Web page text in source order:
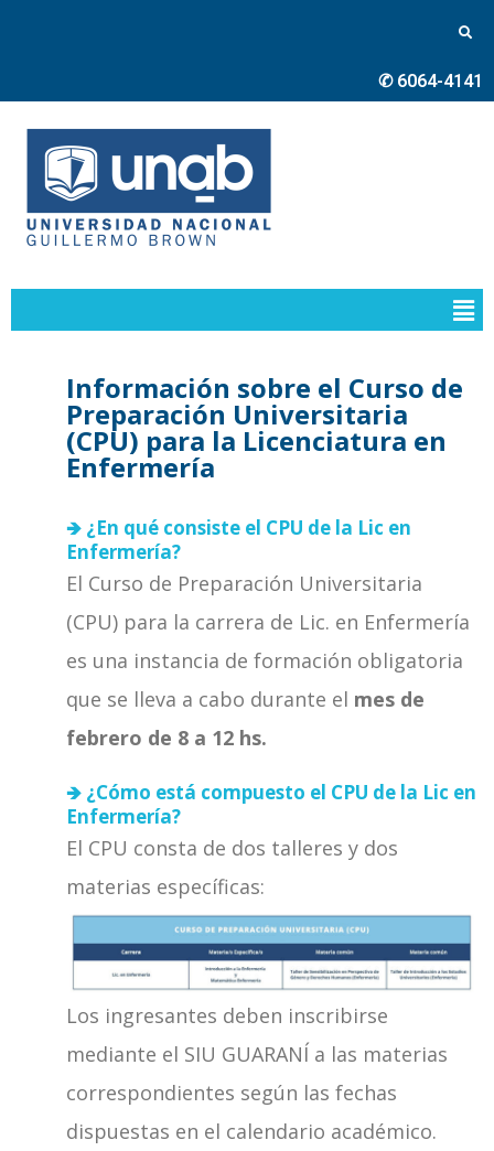
✆ 6064-4141
Información sobre el Curso de
Preparación Universitaria
(CPU) para la Licenciatura en
Enfermería
🡺 ¿En qué consiste el CPU de la Lic en
Enfermería?
El Curso de Preparación Universitaria
(CPU) para la carrera de Lic. en Enfermería
es una instancia de formación obligatoria
que se lleva a cabo durante el mes de
febrero de 8 a 12 hs.
🡺 ¿Cómo está compuesto el CPU de la Lic en
Enfermería?
El CPU consta de dos talleres y dos
materias específicas:
Los ingresantes deben inscribirse
mediante el SIU GUARANÍ a las materias
correspondientes según las fechas
dispuestas en el calendario académico.